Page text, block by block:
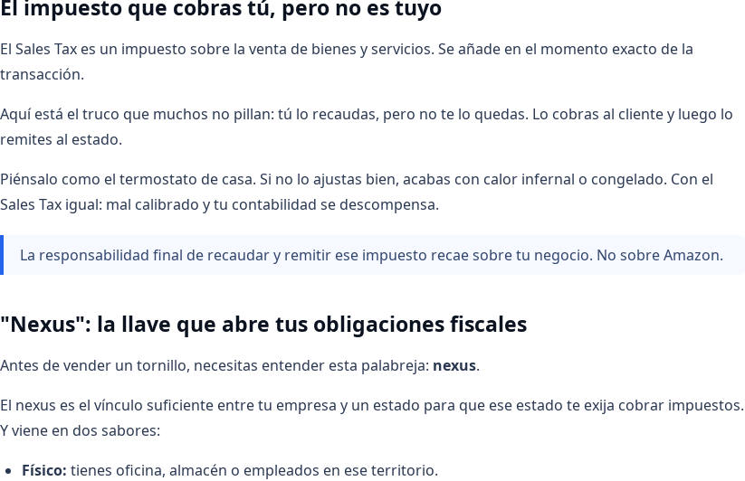
El impuesto que cobras tú, pero no es tuyo
El Sales Tax es un impuesto sobre la venta de bienes y servicios. Se añade en el momento exacto de la
transacción.
Aquí está el truco que muchos no pillan: tú lo recaudas, pero no te lo quedas. Lo cobras al cliente y luego lo
remites al estado.
Piénsalo como el termostato de casa. Si no lo ajustas bien, acabas con calor infernal o congelado. Con el
Sales Tax igual: mal calibrado y tu contabilidad se descompensa.
La responsabilidad final de recaudar y remitir ese impuesto recae sobre tu negocio. No sobre Amazon.
"Nexus": la llave que abre tus obligaciones fiscales
Antes de vender un tornillo, necesitas entender esta palabreja: nexus.
El nexus es el vínculo suficiente entre tu empresa y un estado para que ese estado te exija cobrar impuestos.
Y viene en dos sabores:
Físico: tienes oficina, almacén o empleados en ese territorio.